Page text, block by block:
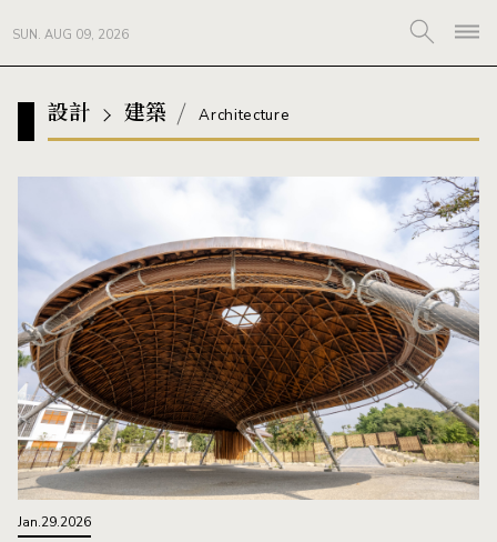
SUN. AUG 09, 2026
設計 建築 Architecture
Jan.29.2026